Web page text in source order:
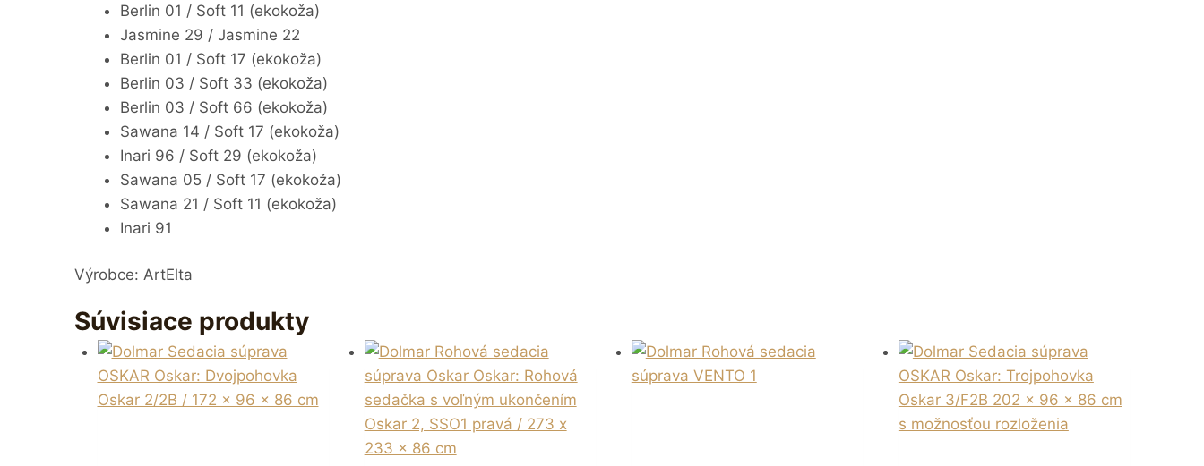
Berlin 01 / Soft 11 (ekokoža)
Jasmine 29 / Jasmine 22
Berlin 01 / Soft 17 (ekokoža)
Berlin 03 / Soft 33 (ekokoža)
Berlin 03 / Soft 66 (ekokoža)
Sawana 14 / Soft 17 (ekokoža)
Inari 96 / Soft 29 (ekokoža)
Sawana 05 / Soft 17 (ekokoža)
Sawana 21 / Soft 11 (ekokoža)
Inari 91
Výrobce: ArtElta
Súvisiace produkty